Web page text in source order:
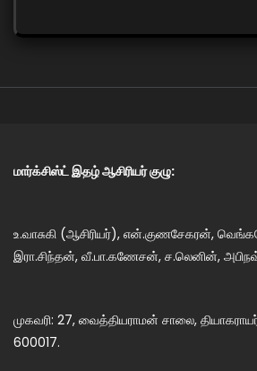
மார்க்சிஸ்ட் இதழ் ஆசிரியர் குழு:
உ.வாசுகி (ஆசிரியர்), என்.குணசேகரன்,
இரா.சிந்தன், வீ.பா.கணேசன், ச.லெனின்,
முகவரி: 27, வைத்தியராமன் சாலை,
600017.